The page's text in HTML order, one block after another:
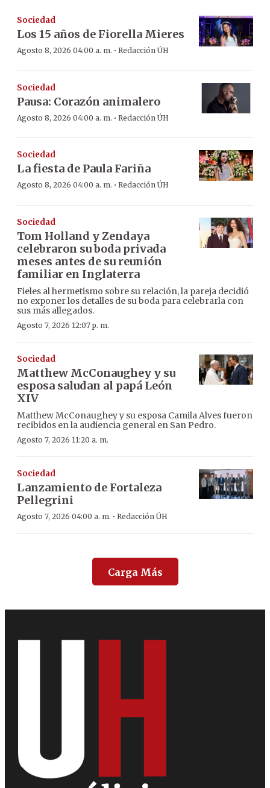
Sociedad
Los 15 años de Fiorella Mieres
Agosto 8, 2026 04:00 a. m. · Redacción ÚH
Sociedad
Pausa: Corazón animalero
Agosto 8, 2026 04:00 a. m. · Redacción ÚH
Sociedad
La fiesta de Paula Fariña
Agosto 8, 2026 04:00 a. m. · Redacción ÚH
Sociedad
Tom Holland y Zendaya
celebraron su boda privada
meses antes de su reunión
familiar en Inglaterra
Fieles al hermetismo sobre su relación, la pareja decidió
no exponer los detalles de su boda para celebrarla con
sus más allegados.
Agosto 7, 2026 12:07 p. m.
Sociedad
Matthew McConaughey y su
esposa saludan al papá León
XIV
Matthew McConaughey y su esposa Camila Alves fueron
recibidos en la audiencia general en San Pedro.
Agosto 7, 2026 11:20 a. m.
Sociedad
Lanzamiento de Fortaleza
Pellegrini
Agosto 7, 2026 04:00 a. m. · Redacción ÚH
Carga Más